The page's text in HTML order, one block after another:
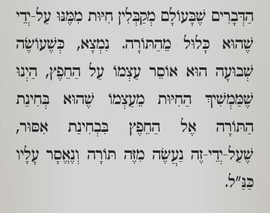
הַדְּבָרִים שֶׁבָּעוֹלָם מְקַבְּלִין חִיּוּת מִמֶּנּוּ עַל-יְדֵי
שֶׁהוּא כָּלוּל מֵהַתּוֹרָה. נִמְצָא, כְּשֶׁעוֹשֶׂה
שְׁבוּעָה הוּא אוֹסֵר עַצְמוֹ עַל הַחֵפֶץ, הַיְנוּ
שֶׁמַּמְשִׁיךְ הַחִיּוּת מֵעַצְמוֹ שֶׁהוּא בְּחִינַת
הַתּוֹרָה אֶל הַחֵפֶץ בִּבְחִינַת אִסּוּר,
שֶׁעַל-יְדֵי-זֶה נַעֲשֶׂה מִזֶּה תּוֹרָה וְנֶאֱסָר עָלָיו
כַּנַּ"ל.